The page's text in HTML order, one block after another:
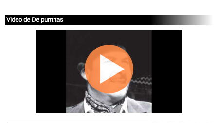
Video de De puntitas